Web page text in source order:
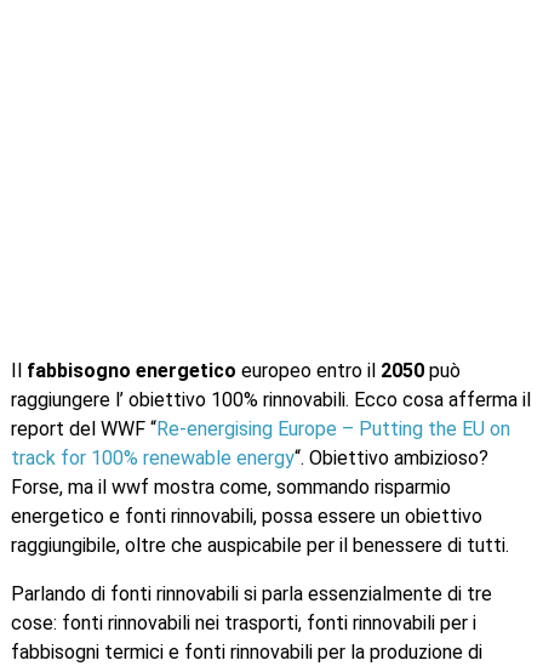
fabbisogno energetico europeo entro il 2050può
raggiungere l’ obiettivo 100% rinnovabili. Ecco cosa afferma il
report del WWF “Re-energising Europe – Putting the EU on
track for 100% renewable energy“. Obiettivo ambizioso?
Forse, ma il wwf mostra come, sommando risparmio
energetico e fonti rinnovabili, possa essere un obiettivo
raggiungibile, oltre che auspicabile per il benessere di tutti.
Parlando di fonti rinnovabili si parla essenzialmente di tre
cose: fonti rinnovabili nei trasporti, fonti rinnovabili per i
fabbisogni termici e fonti rinnovabili per la produzione di